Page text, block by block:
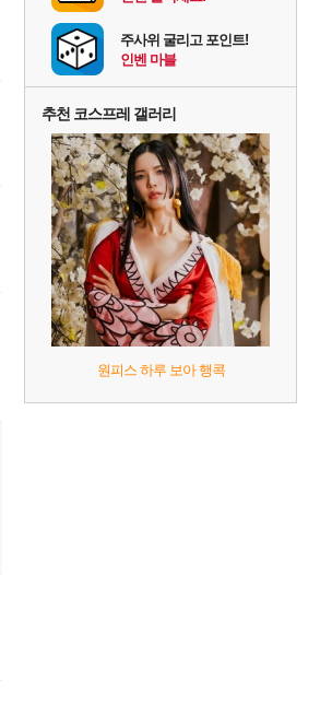
주사위 굴리고 포인트!
인벤 마블
추천 코스프레 갤러리
원피스 하루 보아 행콕